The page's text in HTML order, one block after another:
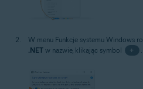
W menu Funkcje systemu Windows
.NET w nazwie, klikając symbol +